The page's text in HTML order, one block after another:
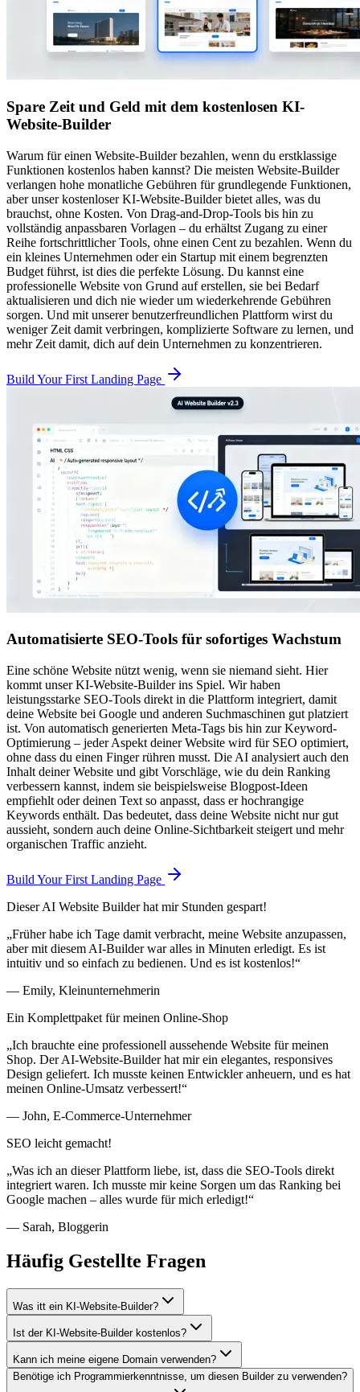
Spare Zeit und Geld mit dem kostenlosen KI-
Website-Builder
Warum für einen Website-Builder bezahlen, wenn du erstklassige
Funktionen kostenlos haben kannst? Die meisten Website-Builder
verlangen hohe monatliche Gebühren für grundlegende Funktionen,
aber unser kostenloser KI-Website-Builder bietet alles, was du
brauchst, ohne Kosten. Von Drag-and-Drop-Tools bis hin zu
vollständig anpassbaren Vorlagen – du erhältst Zugang zu einer
Reihe fortschrittlicher Tools, ohne einen Cent zu bezahlen. Wenn du
ein kleines Unternehmen oder ein Startup mit einem begrenzten
Budget führst, ist dies die perfekte Lösung. Du kannst eine
professionelle Website von Grund auf erstellen, sie bei Bedarf
aktualisieren und dich nie wieder um wiederkehrende Gebühren
sorgen. Und mit unserer benutzerfreundlichen Plattform wirst du
weniger Zeit damit verbringen, komplizierte Software zu lernen, und
mehr Zeit damit, dich auf dein Unternehmen zu konzentrieren.
Build Your First Landing Page
Automatisierte SEO-Tools für sofortiges Wachstum
Eine schöne Website nützt wenig, wenn sie niemand sieht. Hier
kommt unser KI-Website-Builder ins Spiel. Wir haben
leistungsstarke SEO-Tools direkt in die Plattform integriert, damit
deine Website bei Google und anderen Suchmaschinen gut platziert
ist. Von automatisch generierten Meta-Tags bis hin zur Keyword-
Optimierung – jeder Aspekt deiner Website wird für SEO optimiert,
ohne dass du einen Finger rühren musst. Die AI analysiert auch den
Inhalt deiner Website und gibt Vorschläge, wie du dein Ranking
verbessern kannst, indem sie beispielsweise Blogpost-Ideen
empfiehlt oder deinen Text so anpasst, dass er hochrangige
Keywords enthält. Das bedeutet, dass deine Website nicht nur gut
aussieht, sondern auch deine Online-Sichtbarkeit steigert und mehr
organischen Traffic anzieht.
Build Your First Landing Page
Dieser AI Website Builder hat mir Stunden gespart!
„Früher habe ich Tage damit verbracht, meine Website anzupassen,
aber mit diesem AI-Builder war alles in Minuten erledigt. Es ist
intuitiv und so einfach zu bedienen. Und es ist kostenlos!“
— Emily, Kleinunternehmerin
Ein Komplettpaket für meinen Online-Shop
„Ich brauchte eine professionell aussehende Website für meinen
Shop. Der AI-Website-Builder hat mir ein elegantes, responsives
Design geliefert. Ich musste keinen Entwickler anheuern, und es hat
meinen Online-Umsatz verbessert!“
— John, E-Commerce-Unternehmer
SEO leicht gemacht!
„Was ich an dieser Plattform liebe, ist, dass die SEO-Tools direkt
integriert waren. Ich musste mir keine Sorgen um das Ranking bei
Google machen – alles wurde für mich erledigt!“
— Sarah, Bloggerin
Häufig Gestellte Fragen
Was itt ein KI-Website-Builder?
Ist der KI-Website-Builder kostenlos?
Kann ich meine eigene Domain verwenden?
Benötige ich Programmierkenntnisse, um diesen Builder zu verwenden?